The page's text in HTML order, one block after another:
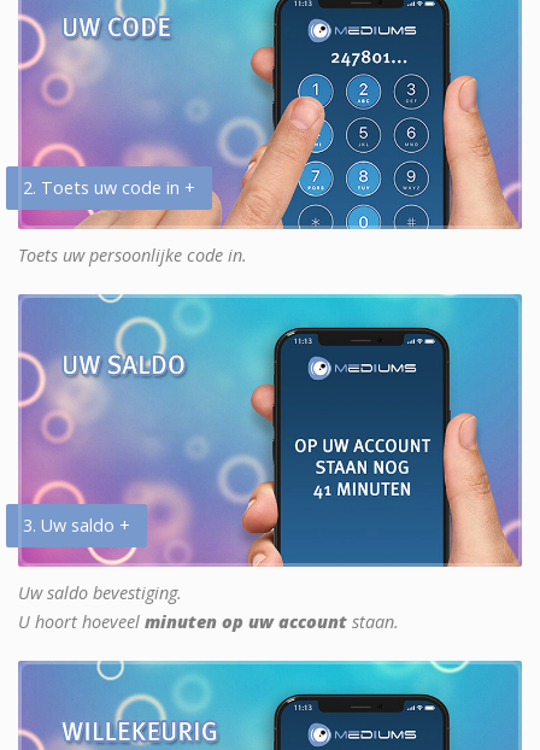
2. Toets uw code in +
Toets uw persoonlijke code in.
3. Uw saldo +
Uw saldo bevestiging.
U hoort hoeveel minuten op uw account staan.